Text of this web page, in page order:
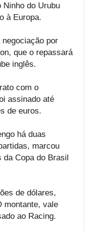
do Urubu
à Europa.
negociação por
que o repassará
inglês.
com o
assinado até
de euros.
há duas
marcou
Copa do Brasil
de dólares,
montante, vale
ao Racing.